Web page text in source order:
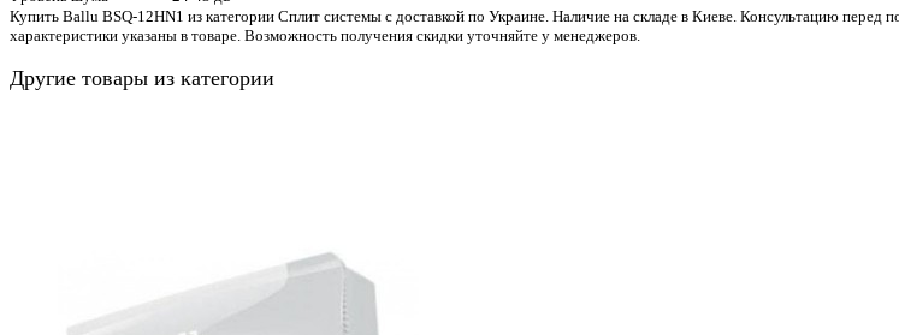
Купить Ballu BSQ-12HN1 из категории Сплит системы с доставкой по Украине. Наличие на складе в Киеве. Консультацию
характеристики указаны в товаре. Возможность получения скидки уточняйте у менеджеров.
Другие товары из категории